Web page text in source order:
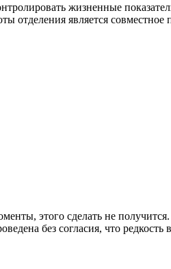
жизненные
отделения является совместное
этого сделать не
без согласия, что редкость